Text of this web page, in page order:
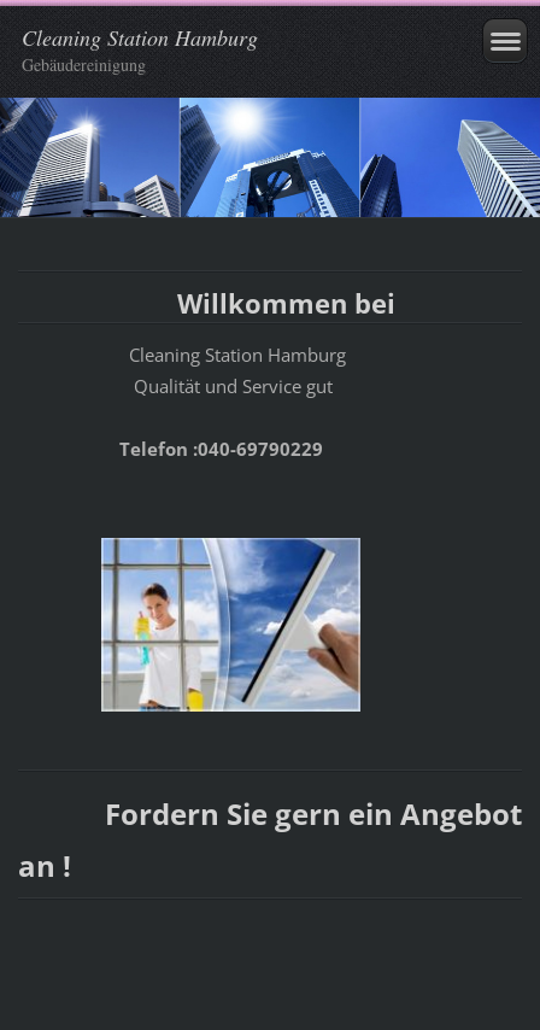
Cleaning Station Hamburg
Gebäudereinigung
Willkommen bei
Cleaning Station Hamburg
Qualität und Service gut
Telefon :040-69790229
Fordern Sie gern ein Angebot
an !